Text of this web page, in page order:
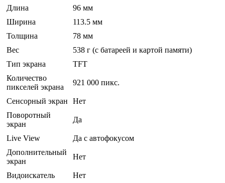
Длина
96 мм
Ширина
113.5 мм
Толщина
78 мм
Вес
538 г (с батареей и картой памяти)
Тип экрана
TFT
Количество
пикселей экрана
921 000 пикс.
Сенсорный экран
Нет
Поворотный
экран
Да
Live View
Да с автофокусом
Дополнительный
экран
Нет
Видоискатель
Нет